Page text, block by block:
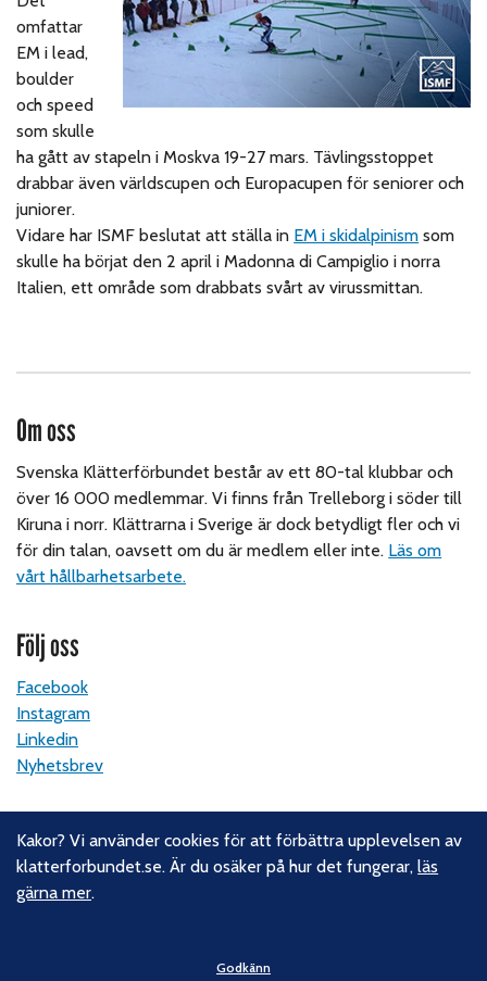
omfattar
EM i lead,
boulder
och speed
som skulle
ha gått av stapeln i Moskva 19-27 mars. Tävlingsstoppet
drabbar även världscupen och Europacupen för seniorer och
juniorer.
Vidare har ISMF beslutat att ställa in EM i skidalpinism som
skulle ha börjat den 2 april i Madonna di Campiglio i norra
Italien, ett område som drabbats svårt av virussmittan.
Om oss
Svenska Klätterförbundet består av ett 80-tal klubbar och
över 16 000 medlemmar. Vi finns från Trelleborg i söder till
Kiruna i norr. Klättrarna i Sverige är dock betydligt fler och vi
för din talan, oavsett om du är medlem eller inte. Läs om
vårt hållbarhetsarbete.
Följ oss
Facebook
Instagram
Linkedin
Nyhetsbrev
Kontakt
Svenska Klätterförbundet
Gotlandsgatan 46
Kakor? Vi använder cookies för att förbättra upplevelsen av
klatterforbundet.se. Är du osäker på hur det fungerar,läs
gärna mer.
Godkänn